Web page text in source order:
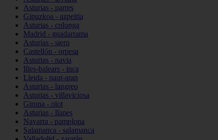
Asturias - parres
Gipuzkoa - azpeitia
Asturias - colunga
Madrid - guadarrama
Asturias - siero
Castellón - orpesa
Asturias - navia
Illes-balears - inca
Lleida - naut-aran
Asturias - langreo
Asturias - villaviciosa
Girona - olot
Asturias - llanes
Navarra - pamplona
Salamanca - salamanca